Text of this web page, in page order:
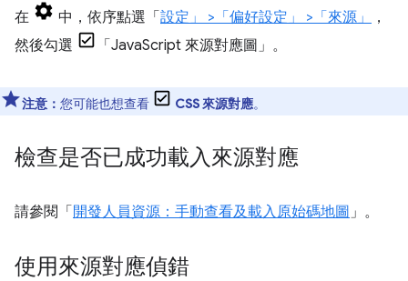
在 中，依序點選「 設定」 >「偏好設定」 >「來源」
，
然後勾選
「JavaScript 來源對應圖」 。
注意： 您可能也想查看 CSS 來源對應。
檢查是否已成功載入來源對應
請參閱「 開發人員資源：手動查看及載入原始碼地圖 」。
使用來源對應偵錯